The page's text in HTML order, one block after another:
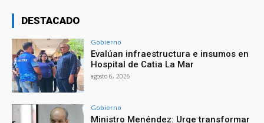
DESTACADO
Gobierno
Evalúan infraestructura e insumos en
Hospital de Catia La Mar
agosto 6, 2026
Gobierno
Ministro Menéndez: Urge transformar